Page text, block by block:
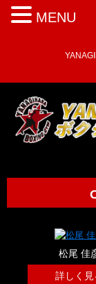
松尾 佳
詳しく見
MENU